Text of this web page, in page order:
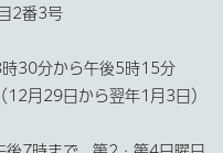
2番3号
30分から午後5時15分
12月29日から翌年1月3日）